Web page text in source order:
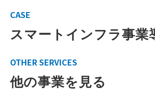
CASE
スマートインフラ事業
OTHER SERVICES
他の事業を見る